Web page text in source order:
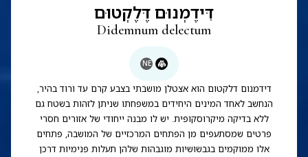
דִּידֶמְנוּם דֶּלֶקְטוּם
Didemnum delectum
NE
דידמנום דלקטום הוא אצטלן מושבתי בצבע קרם עד ורוד בהיר,
הנחשב לאחד המינים היחידים במשפחתו שניתן לזהות בשטח גם
ללא בדיקה מיקרוסקופית. יש לו מבנה ייחודי של אזורים חסרי
פרטים שמסתעפים מן הפתחים המרכזיים של המושבה, פתחים
אלו ממוקמים בגבשושיות מוגבהות שלהן תעלות פנימיות דרכן